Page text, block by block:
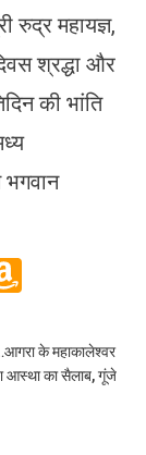
रुद्र महायज्ञ,
श्रद्धा और
की भांति
List
के महाकालेश्वर
आस्था का सैलाब, गूंजे